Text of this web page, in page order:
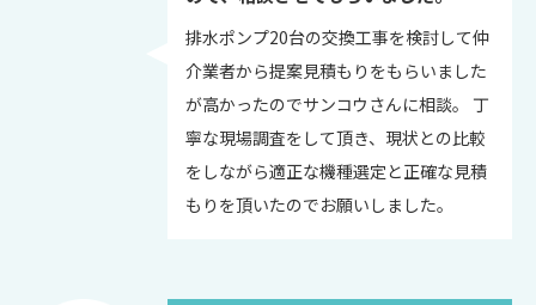
排水ポンプ20台の交換工事を検討して仲
介業者から提案見積もりをもらいました
が高かったのでサンコウさんに相談。 丁
寧な現場調査をして頂き、現状との比較
をしながら適正な機種選定と正確な見積
もりを頂いたのでお願いしました。